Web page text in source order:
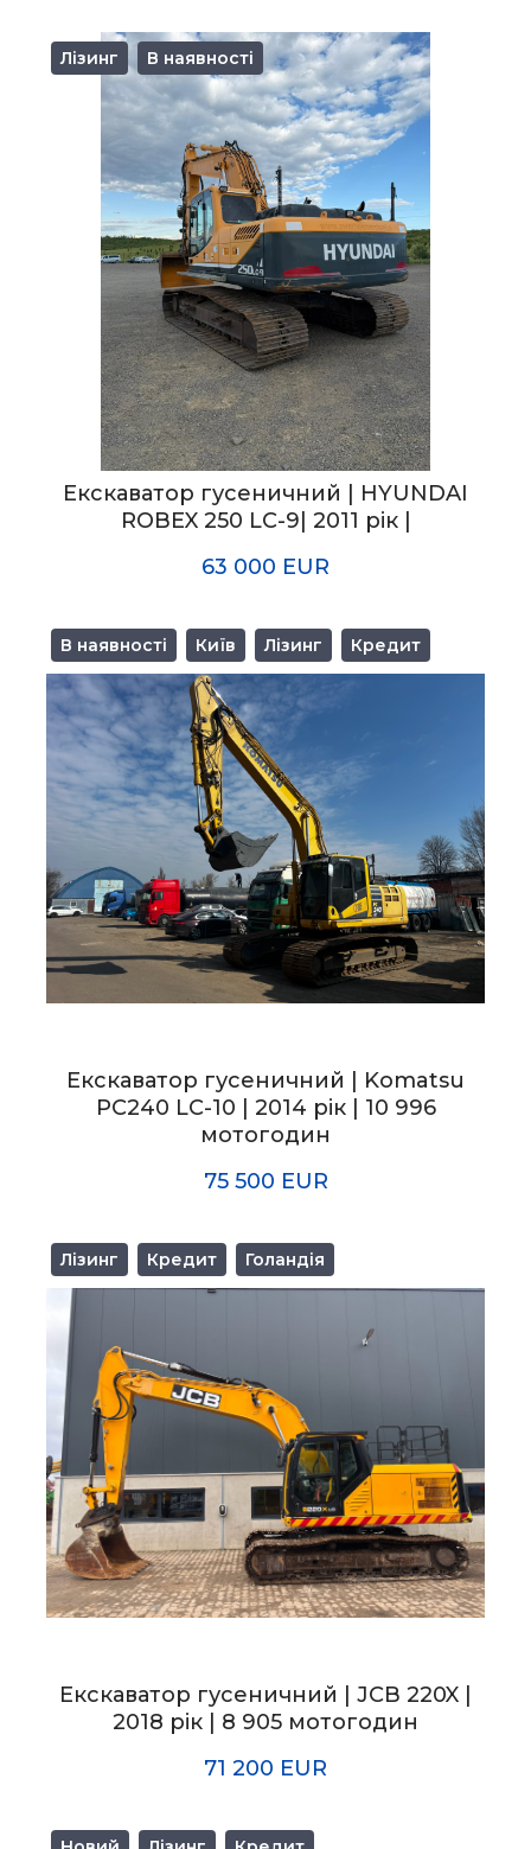
Лізинг В наявності
Екскаватор гусеничний | HYUNDAI
ROBEX 250 LC-9| 2011 рік |
63 000 EUR
В наявності Київ Лізинг Кредит
Екскаватор гусеничний | Komatsu
PC240 LC-10 | 2014 рік | 10 996
мотогодин
75 500 EUR
Лізинг Кредит Голандія
Екскаватор гусеничний | JCB 220X |
2018 рік | 8 905 мотогодин
71 200 EUR